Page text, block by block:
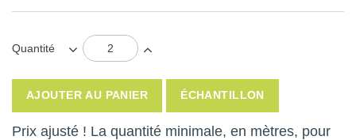
Quantité
AJOUTER AU PANIER ÉCHANTILLON
Prix ajusté ! La quantité minimale, en mètres, pour